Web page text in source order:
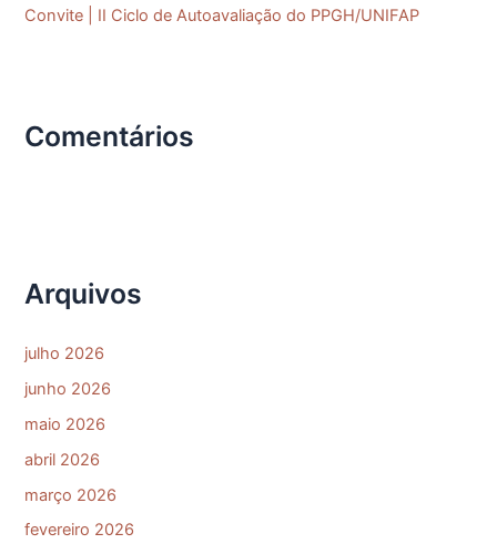
:Convite | II Ciclo de Autoavaliação do PPGH/UNIFAP
Comentários
Arquivos
julho 2026
junho 2026
maio 2026
abril 2026
março 2026
fevereiro 2026